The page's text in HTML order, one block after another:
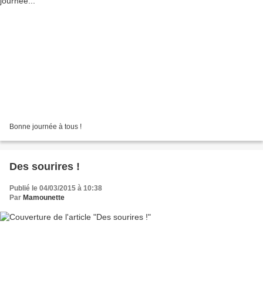
Bonne journée à tous !
Des sourires !
Publié le 04/03/2015 à 10:38
Par Mamounette